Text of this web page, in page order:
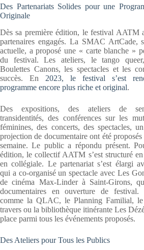
Des Partenariats Solides pour une
Originale
Dès sa première édition, le festival AATM
partenaires engagés. La SMAC ArtCade,
actuelle, a proposé une « carte blanche »
du festival. Les ateliers, le tango
Boulettes Canons, les spectacles et les
succès. En 2023, le festival s’est
programme encore plus riche et original.
Des expositions, des ateliers de
transidentités, des conférences sur les
féminines, des concerts, des spectacles,
projection de documentaire ont été
semaine. Le public a répondu présent.
édition, le collectif AATM s’est structuré en
en collégiale. Le partenariat s’est élargi
qui a co-organisé un spectacle avec Les
de cinéma Max-Linder à Saint-Girons,
documentaires en ouverture de festival.
comme la QLAC, le Planning Familial, le
travers ou la bibliothèque itinérante Les
place parmi tous les événements proposés.
Des Ateliers pour Tous les Publics